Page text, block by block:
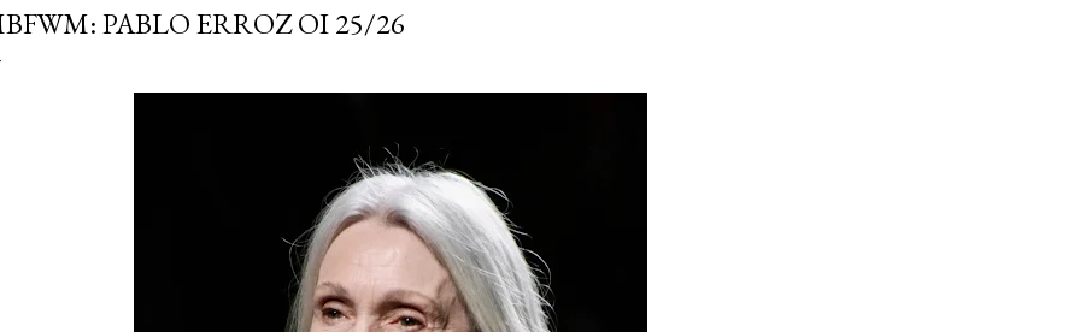
PABLO ERROZ OI 25/26